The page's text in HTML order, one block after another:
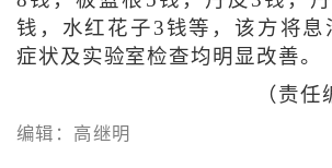
钱，水红花子3钱等，该方将息
症状及实验室检查均明显改善。
（责任
编辑：高继明